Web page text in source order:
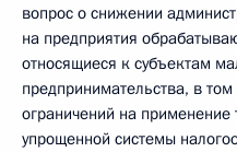
вопрос о снижении
на предприятия
относящиеся к субъектам
предпринимательства, в
ограничений на
упрощенной системы